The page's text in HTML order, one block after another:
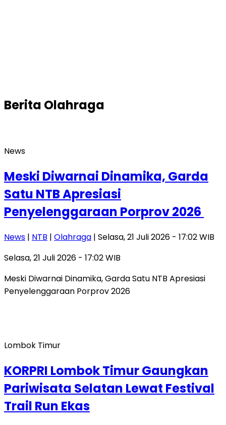
Berita Olahraga
News
Meski Diwarnai Dinamika, Garda
Satu NTB Apresiasi
Penyelenggaraan Porprov 2026 ‎
News | NTB | Olahraga | Selasa, 21 Juli 2026 - 17:02 WIB
Selasa, 21 Juli 2026 - 17:02 WIB
Meski Diwarnai Dinamika, Garda Satu NTB Apresiasi
Penyelenggaraan Porprov 2026
Lombok Timur
KORPRI Lombok Timur Gaungkan
Pariwisata Selatan Lewat Festival
Trail Run Ekas